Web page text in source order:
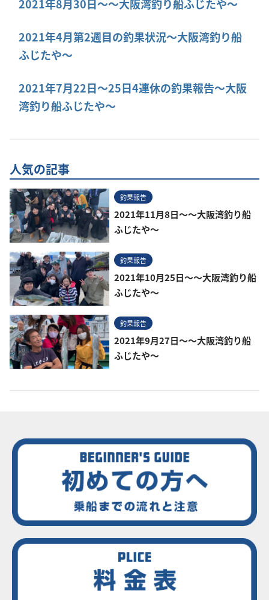
2021年8月30日～～大阪湾釣り船ふじたや～
2021年4月第2週目の釣果状況～大阪湾釣り船
ふじたや～
2021年7月22日～25日4連休の釣果報告～大阪
湾釣り船ふじたや～
人気の記事
釣果報告
2021年11月8日～～大阪湾釣り船
ふじたや～
釣果報告
2021年10月25日～～大阪湾釣り船
ふじたや～
釣果報告
2021年9月27日～～大阪湾釣り船
ふじたや～